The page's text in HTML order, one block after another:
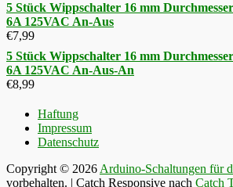
5 Stück Wippschalter 16 mm
6A 125VAC An-Aus
€7,99
5 Stück Wippschalter 16 mm
6A 125VAC An-Aus-An
€8,99
Haftung
Impressum
Datenschutz
Copyright © 2026Arduino-Schaltungen für
vorbehalten. | Catch Responsive nach Catch